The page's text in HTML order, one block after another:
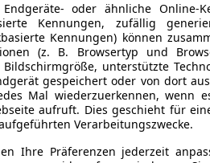
Endgeräte- oder ähnliche Online-
Kennungen, zufällig
Kennungen) können
(z. B. Browsertyp und
Bildschirmgröße, unterstützte
gespeichert oder von dort
Mal wiederzuerkennen, wenn
aufruft. Dies geschieht für
Verarbeitungszwecke.
Ihre Präferenzen jederzeit